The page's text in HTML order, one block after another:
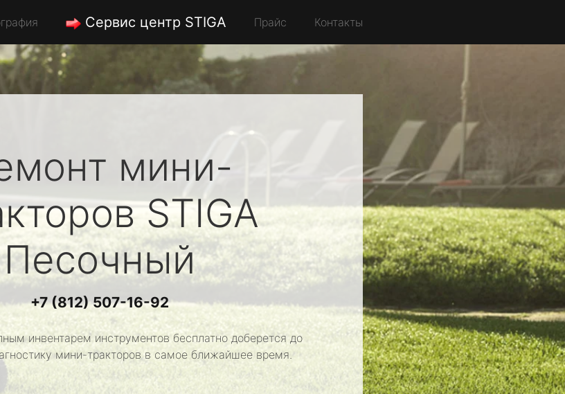
Сервис центр STIGA Прайс Контакты
мини-
STIGA
Песочный
+7 (812) 507-16-92
инвентарем инструментов бесплатно доберется до
мини-тракторов в самое ближайшее время.